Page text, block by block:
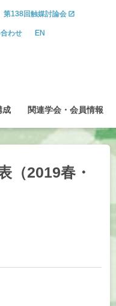
第138回触媒討論会
わせ EN
成 関連学会 ・ 会員情報
（2019春・